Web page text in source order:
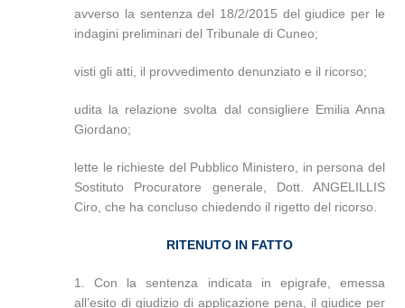
avverso la sentenza del 18/2/2015 del giudice per le
indagini preliminari del Tribunale di Cuneo;
visti gli atti, il provvedimento denunziato e il ricorso;
udita la relazione svolta dal consigliere Emilia Anna
Giordano;
lette le richieste del Pubblico Ministero, in persona del
Sostituto Procuratore generale, Dott. ANGELILLIS
Ciro, che ha concluso chiedendo il rigetto del ricorso.
RITENUTO IN FATTO
1. Con la sentenza indicata in epigrafe, emessa
all’esito di giudizio di applicazione pena, il giudice per